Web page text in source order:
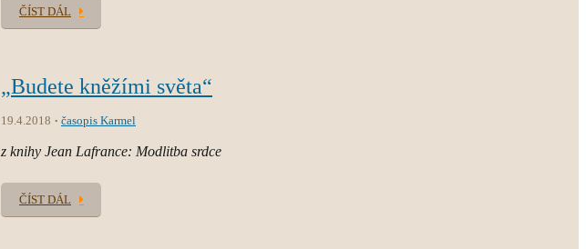
ČÍST DÁL
„Budete kněžími světa“
19.4.2018 časopis Karmel
z knihy Jean Lafrance: Modlitba srdce
ČÍST DÁL